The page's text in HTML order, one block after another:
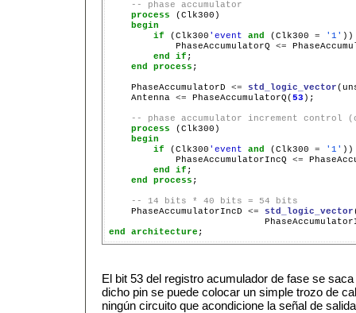
-- phase accumulator
process (Clk300)
begin
if (Clk300 'event and (Clk300 = '1'
            PhaseAccumulatorQ
<=
end
if ;
end
process ;
    PhaseAccumulatorD
<= std_logic_vector
    Antenna
<= PhaseAccumulatorQ(53 );
-- phase accumulator increment control
process (Clk300)
begin
if (Clk300 'event and (Clk300 = '1'
            PhaseAccumulatorIncQ
<=
end
if ;
end
process ;
-- 14 bits * 40 bits = 54 bits
    PhaseAccumulatorIncD
<= std_logic_vector
end architecture
El bit 53 del registro acumulador de fase se
dicho pin se puede colocar un simple trozo de
ningún circuito que acondicione la señal de